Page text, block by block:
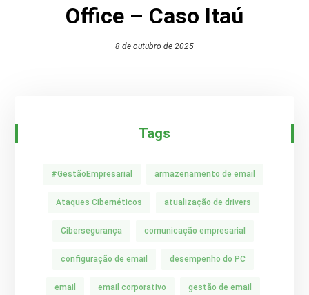
Office – Caso Itaú
8 de outubro de 2025
Tags
#GestãoEmpresarial armazenamento de email
Ataques Cibernéticos atualização de drivers
Cibersegurança comunicação empresarial
configuração de email desempenho do PC
email email corporativo gestão de email